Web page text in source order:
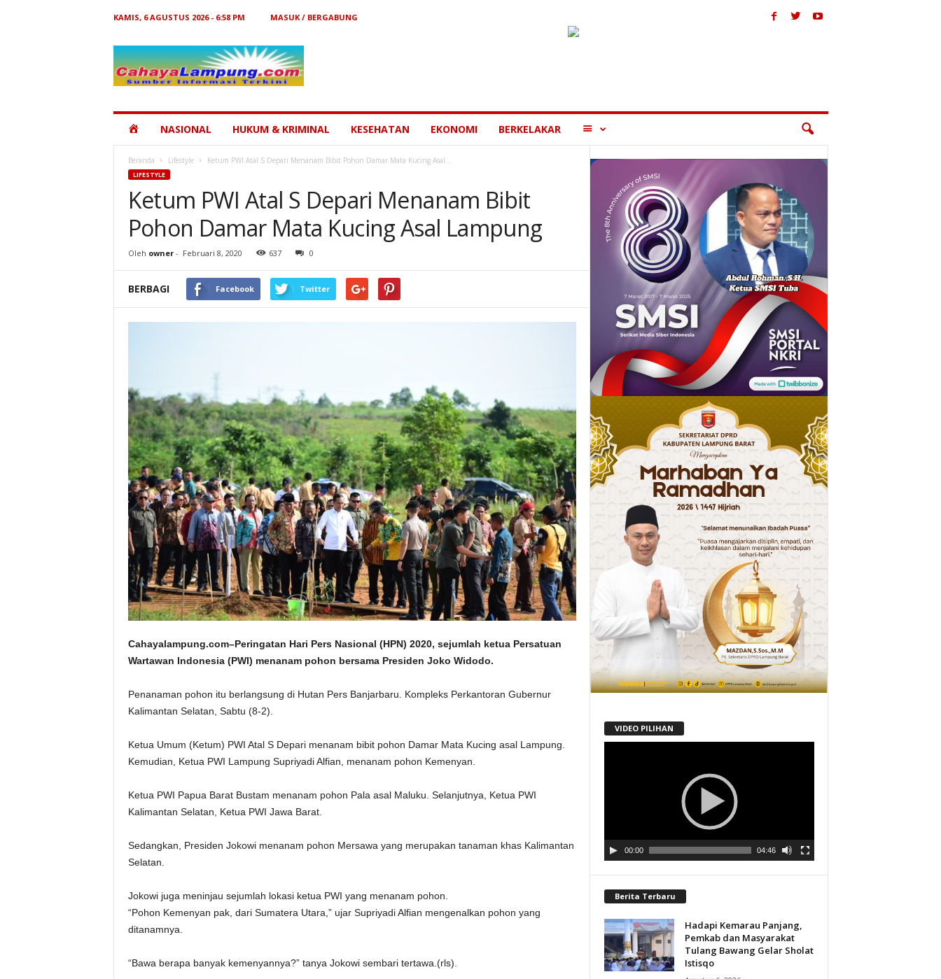
KAMIS, 6 AGUSTUS 2026 - 6:58 PM
MASUK / BERGABUNG
Lampung
HOMENASIONAL HUKUM & KRIMINAL KESEHATAN EKONOMI BERKELAKAR MORE
Beranda Lifestyle Ketum PWI Atal S Depari Menanam Bibit Pohon Damar Mata Kucing Asal...
LIFESTYLE
Ketum PWI Atal S Depari Menanam Bibit
Pohon Damar Mata Kucing Asal Lampung
Oleh owner- Februari 8, 2020 637 0
BERBAGI Facebook Twitter
Cahayalampung.com–Peringatan Hari Pers Nasional (HPN) 2020, sejumlah ketua Persatuan
Wartawan Indonesia (PWI) menanam pohon bersama Presiden Joko Widodo.
Penanaman pohon itu berlangsung di Hutan Pers Banjarbaru. Kompleks Perkantoran Gubernur
Kalimantan Selatan, Sabtu (8-2).
Ketua Umum (Ketum) PWI Atal S Depari menanam bibit pohon Damar Mata Kucing asal Lampung.
Kemudian, Ketua PWI Lampung Supriyadi Alfian, menanam pohon Kemenyan.
Ketua PWI Papua Barat Bustam menanam pohon Pala asal Maluku. Selanjutnya, Ketua PWI
Kalimantan Selatan, Ketua PWI Jawa Barat.
Sedangkan, Presiden Jokowi menanam pohon Mersawa yang merupakan tanaman khas Kalimantan
Selatan.
Jokowi juga meninjau sejumlah lokasi ketua PWI yang menanam pohon.
“Pohon Kemenyan pak, dari Sumatera Utara,” ujar Supriyadi Alfian mengenalkan pohon yang
ditanamnya.
“Bawa berapa banyak kemenyannya?” tanya Jokowi sembari tertawa.(rls).
VIDEO PILIHAN
00:00 04:46
Berita Terbaru
Hadapi Kemarau Panjang,
Pemkab dan Masyarakat
Tulang Bawang Gelar Sholat
Istisqo